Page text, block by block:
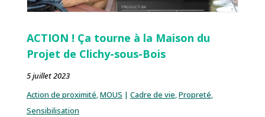
ACTION ! Ça tourne à la Maison du
Projet de Clichy-sous-Bois
5 juillet 2023
Action de proximité,MOUS | Cadre de vie Propreté
Sensibilisation